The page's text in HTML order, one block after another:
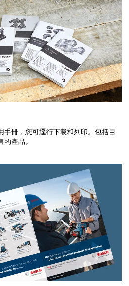
手冊，您可逕行下載和列印。包括目
產品。